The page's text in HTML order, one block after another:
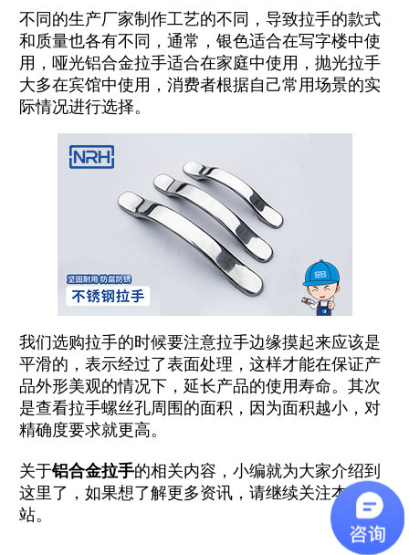
不同的生产厂家制作工艺的不同，导致拉手的款式
和质量也各有不同，通常，银色适合在写字楼中使
用，哑光铝合金拉手适合在家庭中使用，抛光拉手
大多在宾馆中使用，消费者根据自己常用场景的实
际情况进行选择。
我们选购拉手的时候要注意拉手边缘摸起来应该是
平滑的，表示经过了表面处理，这样才能在保证产
品外形美观的情况下，延长产品的使用寿命。其次
是查看拉手螺丝孔周围的面积，因为面积越小，对
精确度要求就更高。
关于铝合金拉手的相关内容，小编就为大家介绍到
这里了，如果想了解更多资讯，请继续关注本网
站。